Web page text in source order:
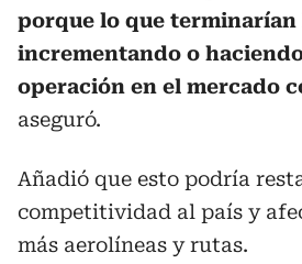
porque lo que terminarían
incrementando o
operación en el mercado
aseguró.
Añadió que esto podría
competitividad al país y
más aerolíneas y rutas.